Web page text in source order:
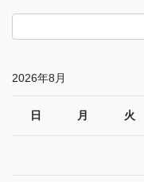
2026年8月
日 月 火